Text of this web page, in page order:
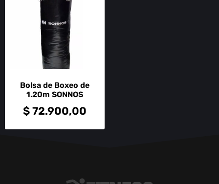
Bolsa de Boxeo de
1.20m SONNOS
$72.900,00